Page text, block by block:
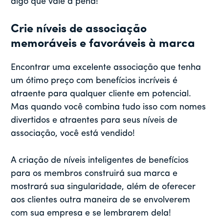
Crie níveis de associação
memoráveis e favoráveis à marca
Encontrar uma excelente associação que tenha
um ótimo preço com benefícios incríveis é
atraente para qualquer cliente em potencial.
Mas quando você combina tudo isso com nomes
divertidos e atraentes para seus níveis de
associação, você está vendido!
A criação de níveis inteligentes de benefícios
para os membros construirá sua marca e
mostrará sua singularidade, além de oferecer
aos clientes outra maneira de se envolverem
com sua empresa e se lembrarem dela!